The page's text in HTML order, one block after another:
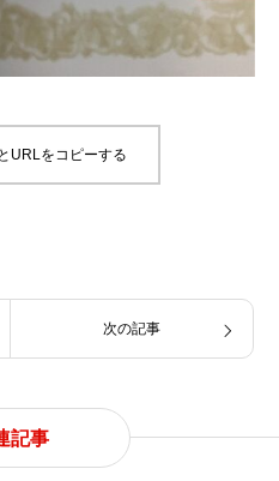
URLをコピーする
次の記事
記事